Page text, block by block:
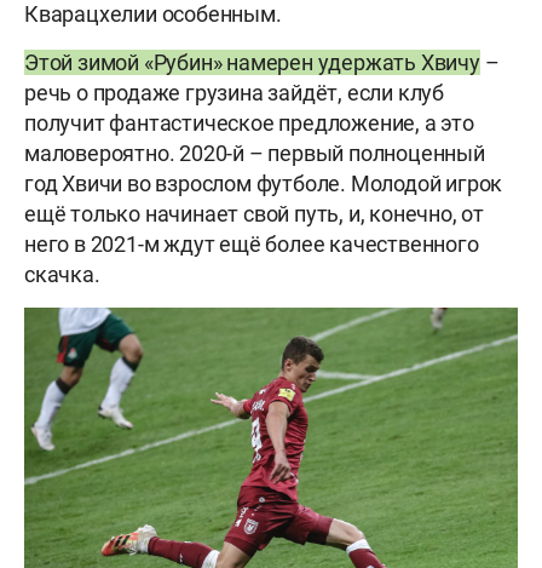
Кварацхелии особенным.
Этой зимой «Рубин» намерен удержать Хвичу–
речь о продаже грузина зайдёт, если клуб
получит фантастическое предложение, а это
маловероятно. 2020-й – первый полноценный
год Хвичи во взрослом футболе. Молодой игрок
ещё только начинает свой путь, и, конечно, от
него в 2021-м ждут ещё более качественного
скачка.